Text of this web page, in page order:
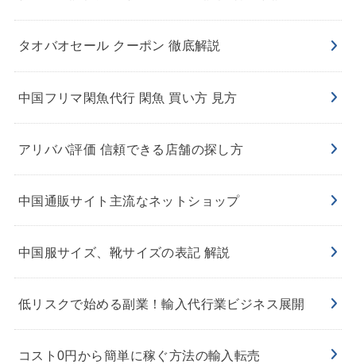
タオバオセール クーポン 徹底解説
中国フリマ閑魚代行 閑魚 買い方 見方
アリババ評価 信頼できる店舗の探し方
中国通販サイト主流なネットショップ
中国服サイズ、靴サイズの表記 解説
低リスクで始める副業！輸入代行業ビジネス展開
コスト0円から簡単に稼ぐ方法の輸入転売